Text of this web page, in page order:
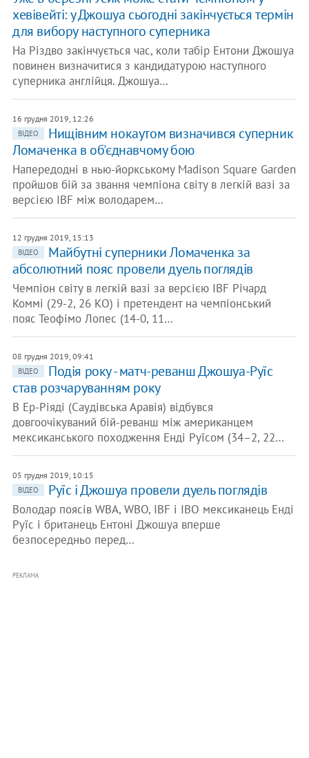
хевівейті: у Джошуа сьогодні закінчується термін
для вибору наступного суперника
На Різдво закінчується час, коли табір Ентони Джошуа
повинен визначитися з кандидатурою наступного
суперника англійця. Джошуа…
16 грудня 2019, 12:26
ВІДЕО
Нищівним нокаутом визначився суперник
Ломаченка в об'єднавчому бою
Напередодні в нью-йоркському Madison Square Garden
пройшов бій за звання чемпіона світу в легкій вазі за
версією IBF між володарем…
12 грудня 2019, 15:13
ВІДЕО
Майбутні суперники Ломаченка за
абсолютний пояс провели дуель поглядів
Чемпіон світу в легкій вазі за версією IBF Річард
Коммі (29-2, 26 КО) і претендент на чемпіонський
пояс Теофімо Лопес (14-0, 11…
08 грудня 2019, 09:41
ВІДЕО
Подія року - матч-реванш Джошуа-Руїс
став розчаруванням року
В Ер-Ріяді (Саудівська Аравія) відбувся
довгоочікуваний бій-реванш між американцем
мексиканського походження Енді Руїсом (34–2, 22…
05 грудня 2019, 10:15
ВІДЕО Руїс і Джошуа провели дуель поглядів
Володар поясів WBA, WBO, IBF і IBO мексиканець Енді
Руїс і британець Ентоні Джошуа вперше
безпосередньо перед…
РЕКЛАМА